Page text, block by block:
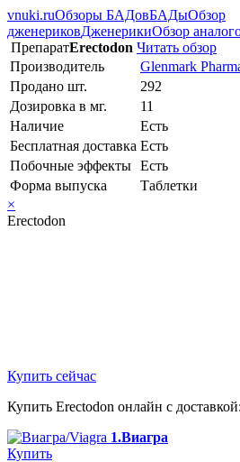
vnuki.ruОбзоры БАДовБАДыОбзор
дженериковДженерикиОбзор
ПрепаратErectodon Читать обзор
Производитель
Glenmark
Продано шт.
292
Дозировка в мг.
11
Наличие
Есть
Бесплатная доставка Есть
Побочные эффекты Есть
Форма выпуска
Таблетки
×
Erectodon
Купить сейчас
Купить Erectodon онлайн с доставкой:
1.Виагра
Купить